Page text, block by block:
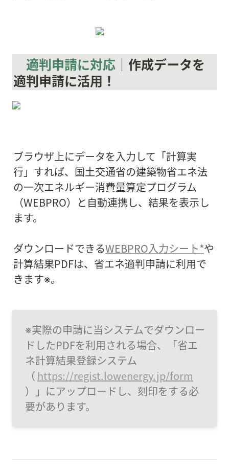
適判申請に対応 ｜作成データを
適判申請に活用！
ブラウザ上にデータを入力して「計算実
行」すれば、国土交通省の建築物省エネ法
の一次エネルギー消費量算定プログラム
（WEBPRO）と自動連携し、結果を表示し
ます。
ダウンロードできるWEBPRO入力シート*や
計算結果PDFは、省エネ適判申請に利用で
きます※。
※実際の申請に当システムでダウンロー
ドしたPDFを利用される場合、「省エ
ネ計算結果登録システム
（ https://regist.lowenergy.jp/form
）」にアップロードし、刻印をする必
要があります。